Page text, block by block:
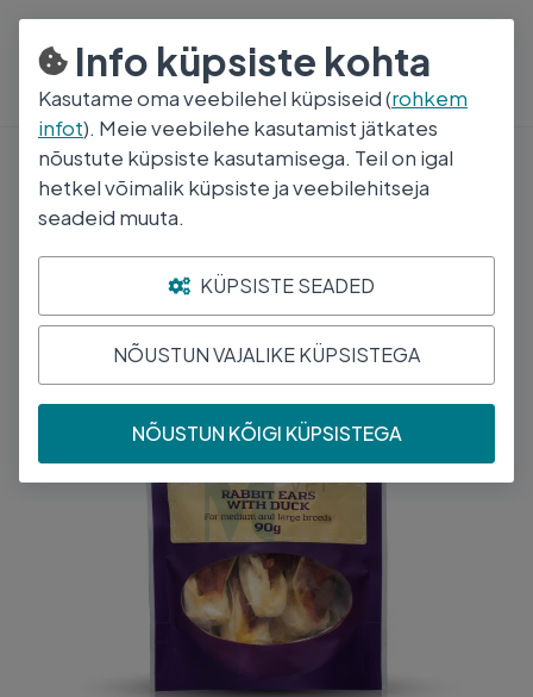
E-R 8:30-17:00
Maiused
APETI KOERA MAIUS PARDILIHAGA
Info küpsiste kohta
Kasutame oma veebilehel küpsiseid (rohkem
infot). Meie veebilehe kasutamist jätkates
nõustute küpsiste kasutamisega. Teil on igal
hetkel võimalik küpsiste ja veebilehitseja
seadeid muuta.
KÜPSISTE SEADED
NÕUSTUN VAJALIKE KÜPSISTEGA
NÕUSTUN KÕIGI KÜPSISTEGA